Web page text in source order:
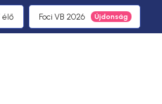
élő Foci VB 2026